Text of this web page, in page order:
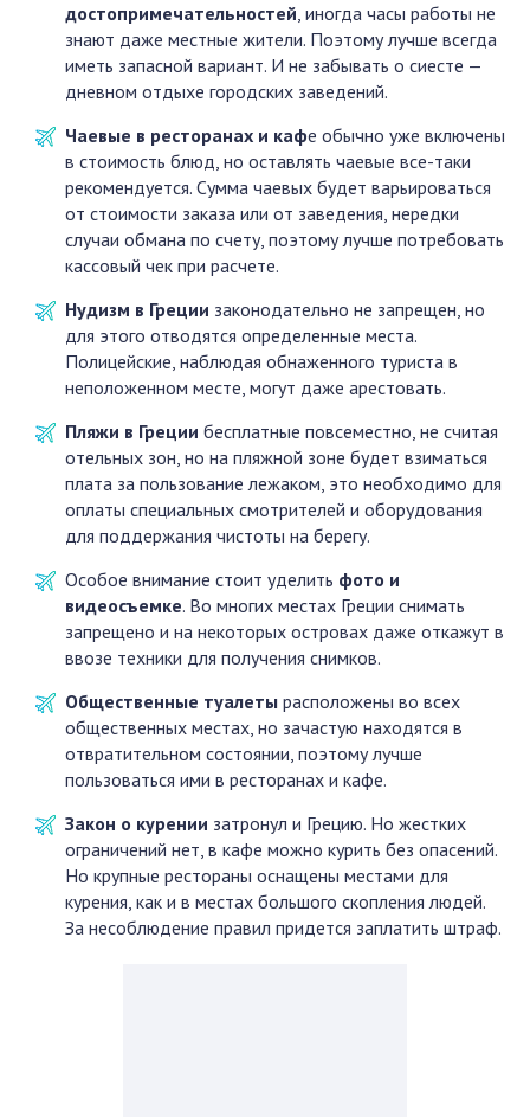
достопримечательностей, иногда часы работы не
знают даже местные жители. Поэтому лучше всегда
иметь запасной вариант. И не забывать о сиесте —
дневном отдыхе городских заведений.
Чаевые в ресторанах и кафе обычно уже включены
в стоимость блюд, но оставлять чаевые все-таки
рекомендуется. Сумма чаевых будет варьироваться
от стоимости заказа или от заведения, нередки
случаи обмана по счету, поэтому лучше потребовать
кассовый чек при расчете.
Нудизм в Греции законодательно не запрещен, но
для этого отводятся определенные места.
Полицейские, наблюдая обнаженного туриста в
неположенном месте, могут даже арестовать.
Пляжи в Греции бесплатные повсеместно, не считая
отельных зон, но на пляжной зоне будет взиматься
плата за пользование лежаком, это необходимо для
оплаты специальных смотрителей и оборудования
для поддержания чистоты на берегу.
Особое внимание стоит уделить фото и
видеосъемке. Во многих местах Греции снимать
запрещено и на некоторых островах даже откажут в
ввозе техники для получения снимков.
Общественные туалеты расположены во всех
общественных местах, но зачастую находятся в
отвратительном состоянии, поэтому лучше
пользоваться ими в ресторанах и кафе.
Закон о курении затронул и Грецию. Но жестких
ограничений нет, в кафе можно курить без опасений.
Но крупные рестораны оснащены местами для
курения, как и в местах большого скопления людей.
За несоблюдение правил придется заплатить штраф.